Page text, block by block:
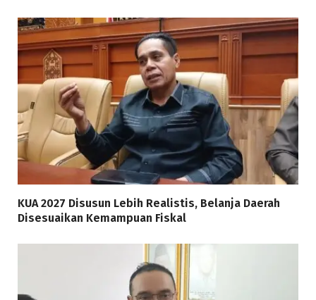
KUA 2027 Disusun Lebih Realistis, Belanja Daerah
Disesuaikan Kemampuan Fiskal